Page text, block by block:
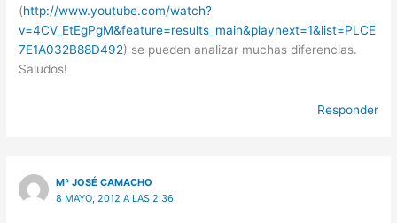
(http://www.youtube.com/watch?
v=4CV_EtEgPgM&feature=results_main&playnext=1&list=PLCE
7E1A032B88D492) se pueden analizar muchas diferencias.
Saludos!
Responder
Mª JOSÉ CAMACHO
8 MAYO, 2012 A LAS 2:36